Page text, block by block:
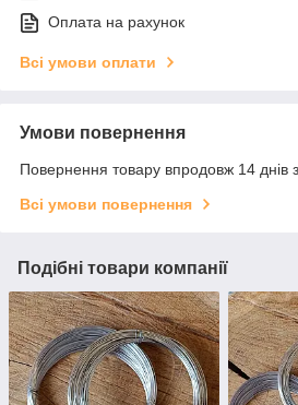
Оплата на рахунок
Всі умови оплати
Умови повернення
Повернення товару впродовж 14 днів
Всі умови повернення
Подібні товари компанії